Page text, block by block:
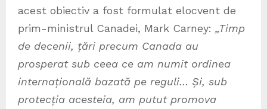
acest obiectiv a fost formulat elocvent de
prim-ministrul Canadei, Mark Carney: „Timp
de decenii, țări precum Canada au
prosperat sub ceea ce am numit ordinea
internațională bazată pe reguli… Și, sub
protecția acesteia, am putut promova